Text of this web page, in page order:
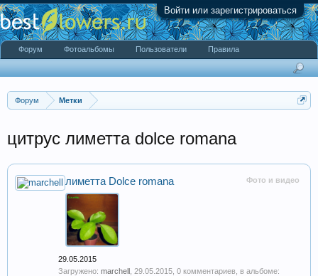
Войти или зарегистрироваться
Форум Метки
цитрус лиметта dolce romana
Фото и видео
лиметта Dolce romana
29.05.2015
Загружено: marchell 29.05.2015 , 0 комментариев, в альбоме:
Форум Фотоальбомы Пользователи Правила